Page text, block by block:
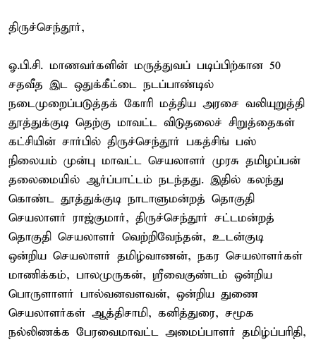
திருச்செந்தூர்,
ஓ.பி.சி. மாணவர்களின் மருத்துவப் படிப்பிற்கான 50
சதவீத இட ஒதுக்கீட்டை நடப்பாண்டில்
நடைமுறைப்படுத்தக் கோரி மத்திய அரசை வலியுறுத்தி
தூத்துக்குடி தெற்கு மாவட்ட விடுதலைச் சிறுத்தைகள்
கட்சியின் சார்பில் திருச்செந்தூர் பகத்சிங் பஸ்
நிலையம் முன்பு மாவட்ட செயலாளர் முரசு தமிழப்பன்
தலைமையில் ஆர்ப்பாட்டம் நடந்தது. இதில் கலந்து
கொண்ட தூத்துக்குடி நாடாளுமன்றத் தொகுதி
செயலாளர் ராஜ்குமார், திருச்செந்தூர் சட்டமன்றத்
தொகுதி செயலாளர் வெற்றிவேந்தன், உடன்குடி
ஒன்றிய செயலாளர் தமிழ்வாணன், நகர செயலாளர்கள்
மாணிக்கம், பாலமுருகன், ஸ்ரீவைகுண்டம் ஒன்றிய
பொருளாளர் பால்வனவளவன், ஒன்றிய துணை
செயலாளர்கள் ஆத்திசாமி, கனித்துரை, சமூக
நல்லிணக்க பேரவைமாவட்ட அமைப்பாளர் தமிழ்ப்பரிதி,